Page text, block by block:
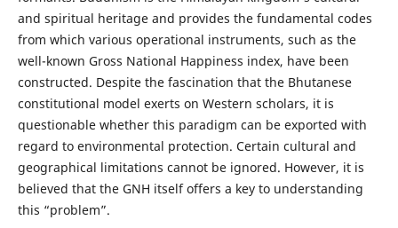
and spiritual heritage and provides the fundamental codes
from which various operational instruments, such as the
well-known Gross National Happiness index, have been
constructed. Despite the fascination that the Bhutanese
constitutional model exerts on Western scholars, it is
questionable whether this paradigm can be exported with
regard to environmental protection. Certain cultural and
geographical limitations cannot be ignored. However, it is
believed that the GNH itself offers a key to understanding
this “problem”.